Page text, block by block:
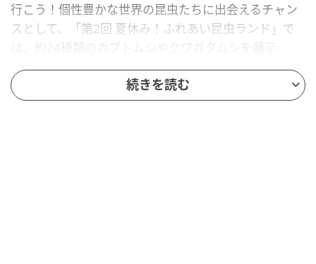
行こう！個性豊かな世界の昆虫たちに出会えるチャン
スとして、「第2回 夏休み！ふれあい昆虫ランド」で
7月29日(水)～8月10日(月)の前半は、約200匹のカブト
ムシを放し飼いにする「ふれあいカブトドーム」、8月
続きを読む